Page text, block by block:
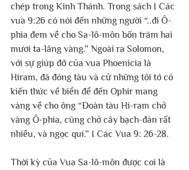
chép trong Kinh Thánh. Trong sách I Các
vua 9:26 có nói đến những người “..đi Ô-
phia đem về cho Sa-lô-môn bốn trăm hai
mươi ta-lâng vàng.” Ngoài ra Solomon,
với sự giúp đỡ của vua Phoenicia là
Hiram, đã đóng tàu và cử những tôi tớ có
kiến ​​thức về biển để đến Ophir mang
vàng về cho ông “Đoàn tàu Hi-ram chở
vàng Ô-phia, cũng chở cây bạch-đàn rất
nhiều, và ngọc quí.” I Các Vua 9: 26-28.
Thời kỳ của Vua Sa-lô-môn được coi là